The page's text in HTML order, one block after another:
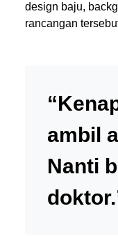
design baju,
rancangan
ambil
Nanti